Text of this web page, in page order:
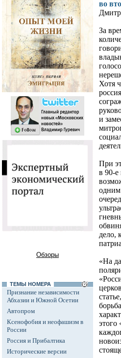
Обзоры
ТЕМЫ НОМЕРА
Признание независимости
Абхазии и Южной Осетии
Автопром
Ксенофобия и неофашизм в
России
Россия и Прибалтика
Исторические версии
во
За
Хотя
и
При
в 90-
одним
дело,
«На
этого